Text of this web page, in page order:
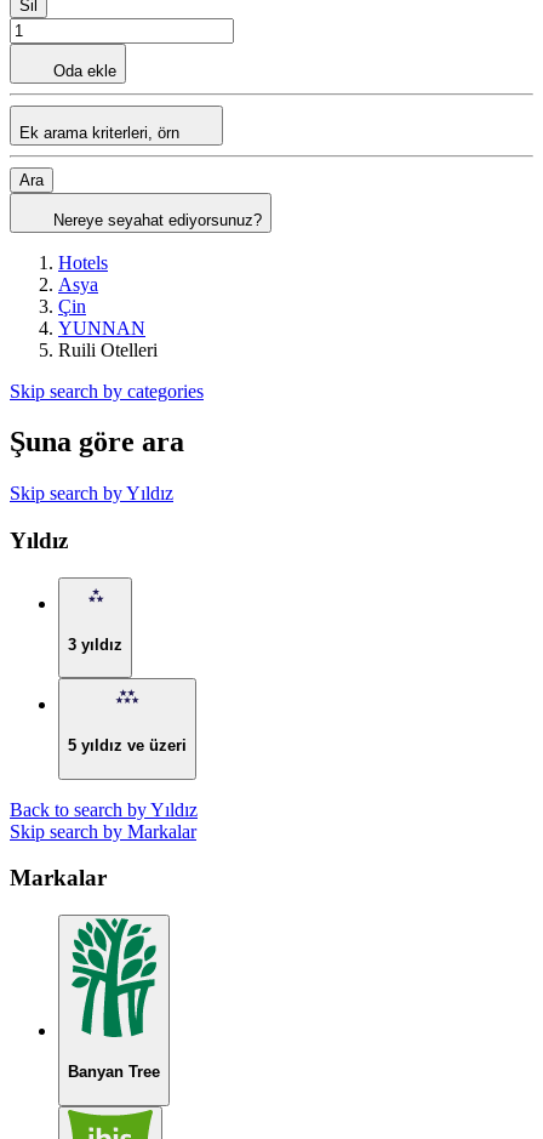
Sil
Oda ekle
Ek arama kriterleri, örn
Ara
Nereye seyahat ediyorsunuz?
Hotels
Asya
Çin
YUNNAN
Ruili Otelleri
Skip search by categories
Şuna göre ara
Skip search by Yıldız
Yıldız
3 yıldız
5 yıldız ve üzeri
Back to search by Yıldız
Skip search by Markalar
Markalar
Banyan Tree